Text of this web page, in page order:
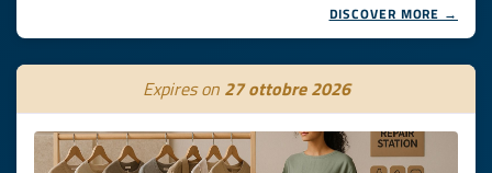
DISCOVER MORE →
Expires on 27 ottobre 2026